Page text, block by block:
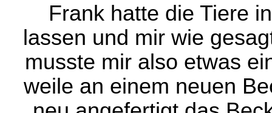
Frank hatte die Tiere
lassen und mir wie
musste mir also etwas
weile an einem neuen